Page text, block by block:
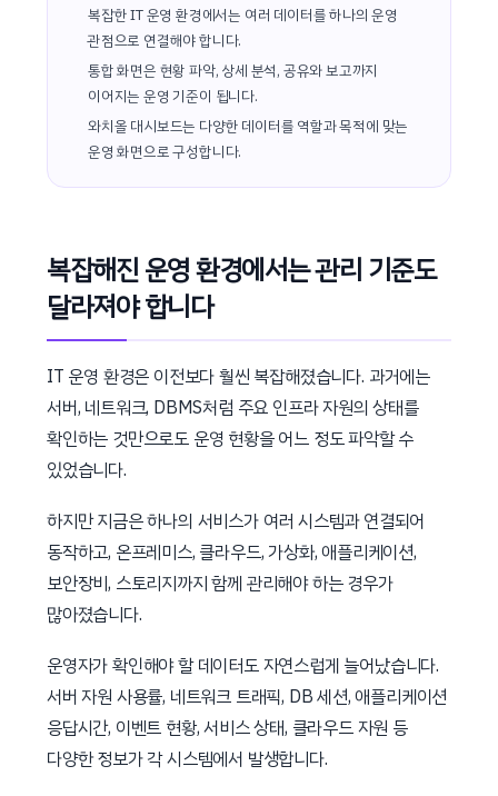
복잡한 IT 운영 환경에서는 여러 데이터를 하나의 운영
관점으로 연결해야 합니다.
통합 화면은 현황 파악, 상세 분석, 공유와 보고까지
이어지는 운영 기준이 됩니다.
와치올 대시보드는 다양한 데이터를 역할과 목적에 맞는
운영 화면으로 구성합니다.
복잡해진 운영 환경에서는 관리 기준도
달라져야 합니다
IT 운영 환경은 이전보다 훨씬 복잡해졌습니다. 과거에는
서버, 네트워크, DBMS처럼 주요 인프라 자원의 상태를
확인하는 것만으로도 운영 현황을 어느 정도 파악할 수
있었습니다.
하지만 지금은 하나의 서비스가 여러 시스템과 연결되어
동작하고, 온프레미스, 클라우드, 가상화, 애플리케이션,
보안장비, 스토리지까지 함께 관리해야 하는 경우가
많아졌습니다.
운영자가 확인해야 할 데이터도 자연스럽게 늘어났습니다.
서버 자원 사용률, 네트워크 트래픽, DB 세션, 애플리케이션
응답시간, 이벤트 현황, 서비스 상태, 클라우드 자원 등
다양한 정보가 각 시스템에서 발생합니다.